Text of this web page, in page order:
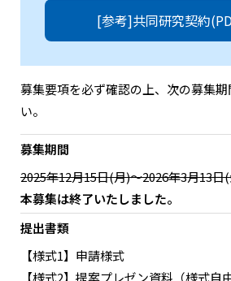
[参考]共同研究契約
募集要項を必ず確認の上、次の募集
い。
募集期間
2025年12月15日(月)～2026年3月13日
本募集は終了いたしました。
提出書類
【様式1】申請様式
【様式2】提案プレゼン資料（様式自由